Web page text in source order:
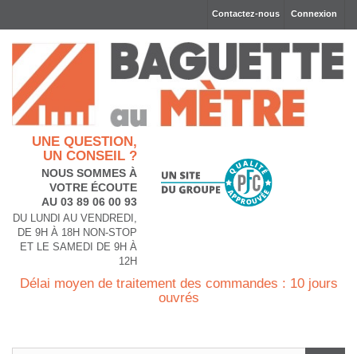
Connexion
Contactez-nous
UNE QUESTION,
UN CONSEIL ?
NOUS SOMMES À
VOTRE ÉCOUTE
AU 03 89 06 00 93
DU LUNDI AU VENDREDI,
DE 9H À 18H NON-STOP
ET LE SAMEDI DE 9H À
12H
Délai moyen de traitement des commandes : 10 jours
ouvrés